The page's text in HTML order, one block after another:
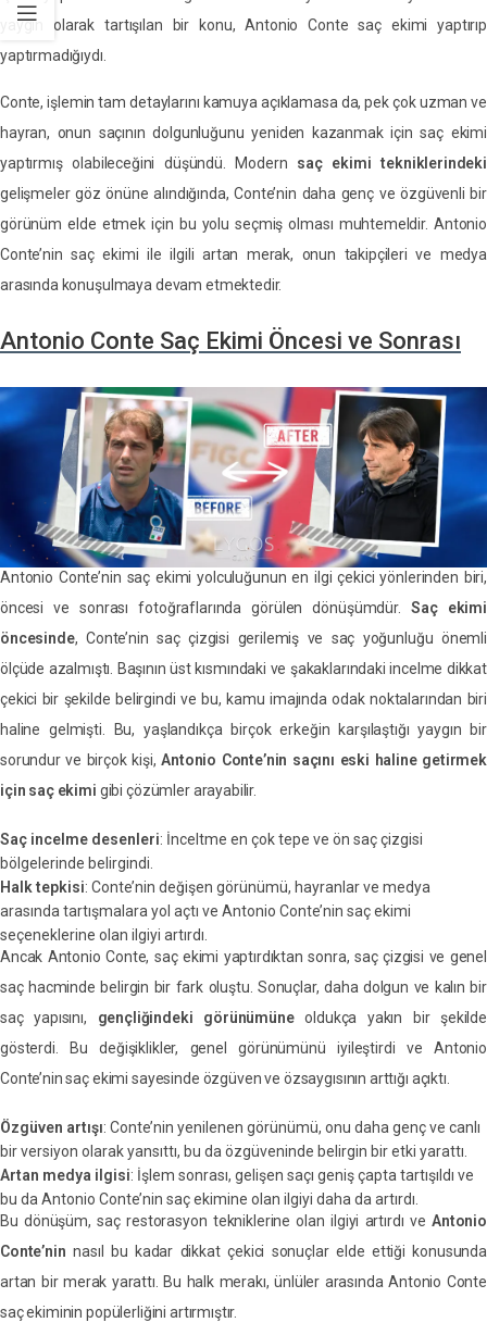
yaygın olarak tartışılan bir konu, Antonio Conte saç ekimi yaptırıp
yaptırmadığıydı.
Conte, işlemin tam detaylarını kamuya açıklamasa da, pek çok uzman ve
hayran, onun saçının dolgunluğunu yeniden kazanmak için saç ekimi
yaptırmış olabileceğini düşündü. Modern saç ekimi tekniklerindeki
gelişmeler göz önüne alındığında, Conte’nin daha genç ve özgüvenli bir
görünüm elde etmek için bu yolu seçmiş olması muhtemeldir. Antonio
Conte’nin saç ekimi ile ilgili artan merak, onun takipçileri ve medya
arasında konuşulmaya devam etmektedir.
Antonio Conte Saç Ekimi Öncesi ve Sonrası
Antonio Conte’nin saç ekimi yolculuğunun en ilgi çekici yönlerinden biri,
öncesi ve sonrası fotoğraflarında görülen dönüşümdür. Saç ekimi
öncesinde, Conte’nin saç çizgisi gerilemiş ve saç yoğunluğu önemli
ölçüde azalmıştı. Başının üst kısmındaki ve şakaklarındaki incelme dikkat
çekici bir şekilde belirgindi ve bu, kamu imajında odak noktalarından biri
haline gelmişti. Bu, yaşlandıkça birçok erkeğin karşılaştığı yaygın bir
sorundur ve birçok kişi,Antonio Conte’nin saçını eski haline getirmek
için saç ekimi gibi çözümler arayabilir.
Saç incelme desenleri: İnceltme en çok tepe ve ön saç çizgisi
bölgelerinde belirgindi.
Halk tepkisi: Conte’nin değişen görünümü, hayranlar ve medya
arasında tartışmalara yol açtı ve Antonio Conte’nin saç ekimi
seçeneklerine olan ilgiyi artırdı.
Ancak Antonio Conte, saç ekimi yaptırdıktan sonra, saç çizgisi ve genel
saç hacminde belirgin bir fark oluştu. Sonuçlar, daha dolgun ve kalın bir
saç yapısını, gençliğindeki görünümüneoldukça yakın bir şekilde
gösterdi. Bu değişiklikler, genel görünümünü iyileştirdi ve Antonio
Conte’nin saç ekimi sayesinde özgüven ve özsaygısının arttığı açıktı.
Özgüven artışı: Conte’nin yenilenen görünümü, onu daha genç ve canlı
bir versiyon olarak yansıttı, bu da özgüveninde belirgin bir etki yarattı.
Artan medya ilgisi: İşlem sonrası, gelişen saçı geniş çapta tartışıldı ve
bu da Antonio Conte’nin saç ekimine olan ilgiyi daha da artırdı.
Bu dönüşüm, saç restorasyon tekniklerine olan ilgiyi artırdı ve Antonio
Conte’nin nasıl bu kadar dikkat çekici sonuçlar elde ettiği konusunda
artan bir merak yarattı. Bu halk merakı, ünlüler arasında Antonio Conte
saç ekiminin popülerliğini artırmıştır.